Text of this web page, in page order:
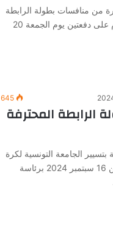
من منافسات بطولة الرابطة
المحترفة الثانية لكرة القدم على دفعتين يوم الجمعة 20
645
الرابطة المحترفة
الجامعة التونسية لكرة
القدم المجتمعة اليوم الإثنين 16 سبتمبر 2024 برئاسة